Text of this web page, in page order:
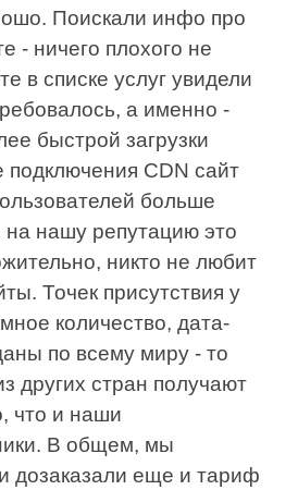
Поискали инфо про
- ничего плохого не
в списке услуг увидели
а именно -
быстрой загрузки
CDN сайт
больше
нашу репутацию это
никто не любит
Точек присутствия у
количество, дата-
по всему миру - то
других стран получают
что и наши
В общем, мы
дозаказали еще и тариф